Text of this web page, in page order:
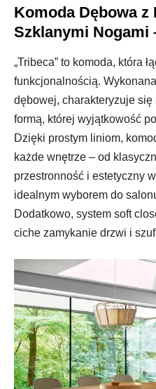
Komoda Dębowa z
Szklanymi Nogami
„Tribeca” to komoda, która
funkcjonalnością.
dębowej, charakteryzuje
formą, której wyjątkowość
Dzięki prostym liniom,
każde wnętrze – od
przestronność i estetyczny
idealnym wyborem do
Dodatkowo, system soft
ciche zamykanie drzwi i